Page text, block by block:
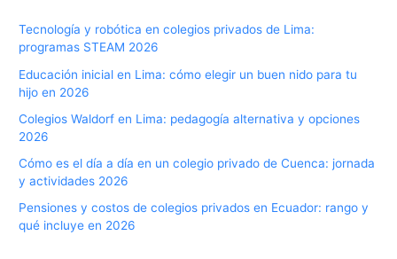
Tecnología y robótica en colegios privados de Lima:
programas STEAM 2026
Educación inicial en Lima: cómo elegir un buen nido para tu
hijo en 2026
Colegios Waldorf en Lima: pedagogía alternativa y opciones
2026
Cómo es el día a día en un colegio privado de Cuenca: jornada
y actividades 2026
Pensiones y costos de colegios privados en Ecuador: rango y
qué incluye en 2026